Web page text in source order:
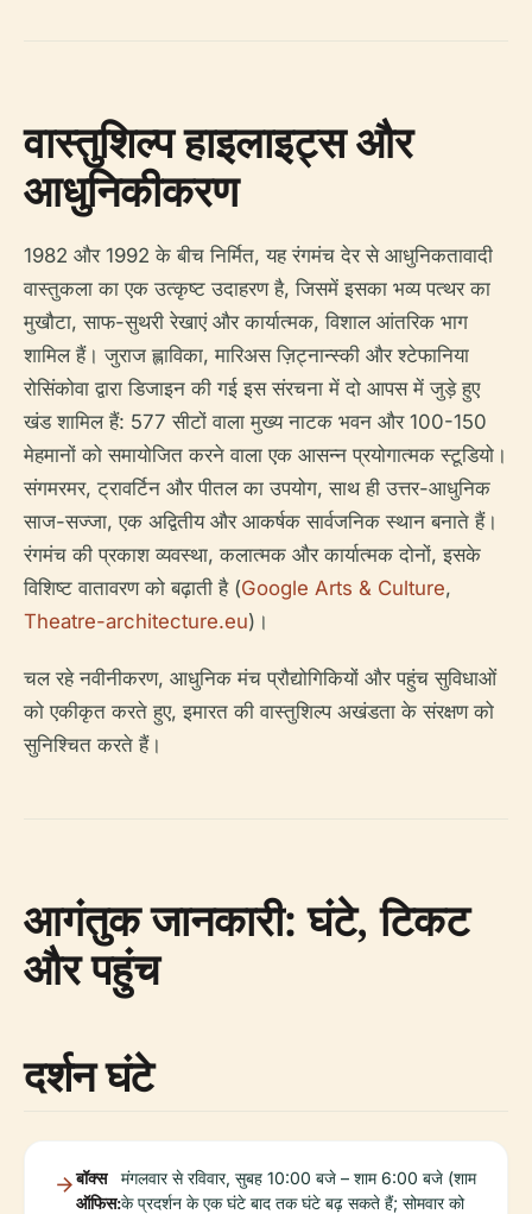
वास्तुशिल्प हाइलाइट्स और
आधुनिकीकरण
1982 और 1992 के बीच निर्मित, यह रंगमंच देर से आधुनिकतावादी
वास्तुकला का एक उत्कृष्ट उदाहरण है, जिसमें इसका भव्य पत्थर का
मुखौटा, साफ-सुथरी रेखाएं और कार्यात्मक, विशाल आंतरिक भाग
शामिल हैं। जुराज ह्लाविका, मारिअस ज़िट्नान्स्की और श्टेफानिया
रोसिंकोवा द्वारा डिजाइन की गई इस संरचना में दो आपस में जुड़े हुए
खंड शामिल हैं: 577 सीटों वाला मुख्य नाटक भवन और 100-150
मेहमानों को समायोजित करने वाला एक आसन्न प्रयोगात्मक स्टूडियो।
संगमरमर, ट्रावर्टिन और पीतल का उपयोग, साथ ही उत्तर-आधुनिक
साज-सज्जा, एक अद्वितीय और आकर्षक सार्वजनिक स्थान बनाते हैं।
रंगमंच की प्रकाश व्यवस्था, कलात्मक और कार्यात्मक दोनों, इसके
विशिष्ट वातावरण को बढ़ाती है (Google Arts & Culture,
Theatre-architecture.eu)।
चल रहे नवीनीकरण, आधुनिक मंच प्रौद्योगिकियों और पहुंच सुविधाओं
को एकीकृत करते हुए, इमारत की वास्तुशिल्प अखंडता के संरक्षण को
सुनिश्चित करते हैं।
आगंतुक जानकारी: घंटे, टिकट
और पहुंच
दर्शन घंटे
बॉक्स
ऑफिस:
मंगलवार से रविवार, सुबह 10:00 बजे – शाम 6:00 बजे (शाम
के प्रदर्शन के एक घंटे बाद तक घंटे बढ़ सकते हैं; सोमवार को